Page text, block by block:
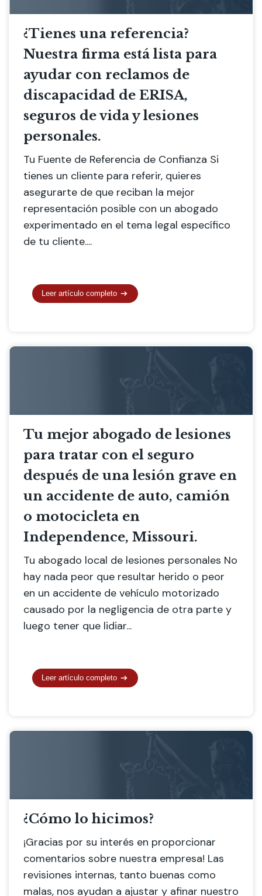
¿Tienes una referencia?
Nuestra firma está lista para
ayudar con reclamos de
discapacidad de ERISA,
seguros de vida y lesiones
personales.
Tu Fuente de Referencia de Confianza Si
tienes un cliente para referir, quieres
asegurarte de que reciban la mejor
representación posible con un abogado
experimentado en el tema legal específico
de tu cliente....
Leer artículo completo
Tu mejor abogado de lesiones
para tratar con el seguro
después de una lesión grave en
un accidente de auto, camión
o motocicleta en
Independence, Missouri.
Tu abogado local de lesiones personales No
hay nada peor que resultar herido o peor
en un accidente de vehículo motorizado
causado por la negligencia de otra parte y
luego tener que lidiar...
Leer artículo completo
¿Cómo lo hicimos?
¡Gracias por su interés en proporcionar
comentarios sobre nuestra empresa! Las
revisiones internas, tanto buenas como
malas, nos ayudan a ajustar y afinar nuestro